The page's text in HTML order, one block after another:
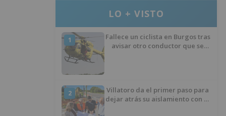
LO + VISTO
1
Fallece un ciclista en Burgos tras
avisar otro conductor que se
2
Villatoro da el primer paso para
dejar atrás su aislamiento con el